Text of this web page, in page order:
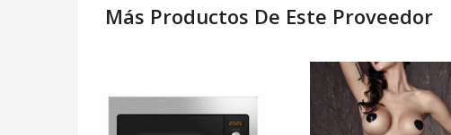
Más Productos De Este Proveedor